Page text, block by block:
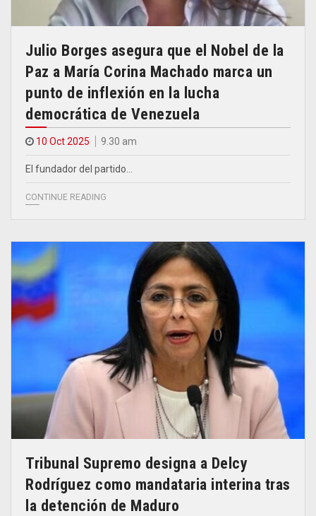
Julio Borges asegura que el Nobel de la
Paz a María Corina Machado marca un
punto de inflexión en la lucha
democrática de Venezuela
10 Oct 2025 9.30 am
El fundador del partido…
CONTINUE READING
Tribunal Supremo designa a Delcy
Rodríguez como mandataria interina tras
la detención de Maduro